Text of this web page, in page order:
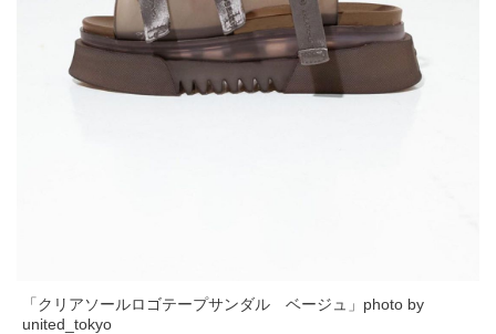
「クリアソールロゴテープサンダル ベージュ」photo by
united_tokyo